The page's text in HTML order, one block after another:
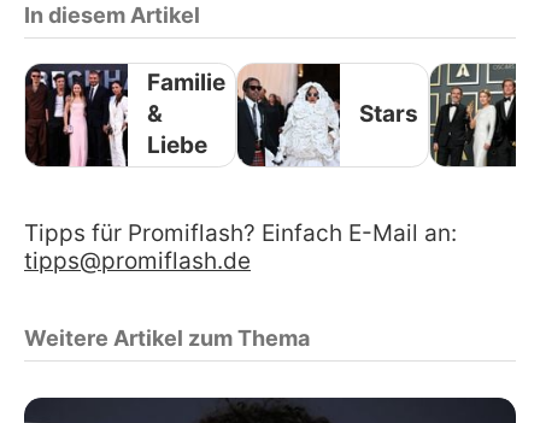
In diesem Artikel
Familie
&
Liebe
Stars
Tipps für Promiflash? Einfach E-Mail an:
tipps@promiflash.de
Weitere Artikel zum Thema